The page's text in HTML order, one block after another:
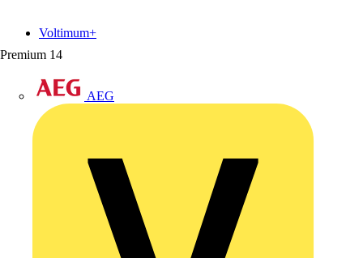
Premium 14
AEG
Voltimum+